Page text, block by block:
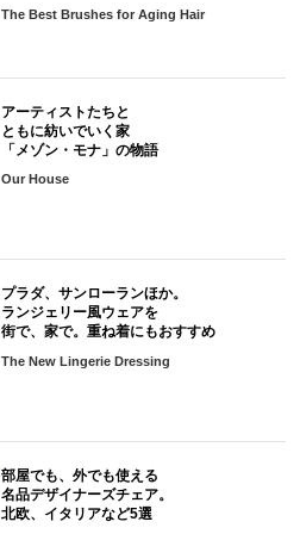
The Best Brushes for Aging Hair
アーティストたちと
ともに紡いでいく家
「メゾン・モナ」の物語
Our House
プラダ、サンローランほか。
ランジェリー風ウェアを
街で、家で。重ね着にもおすすめ
The New Lingerie Dressing
部屋でも、外でも使える
名品デザイナーズチェア。
北欧、イタリアなど5選